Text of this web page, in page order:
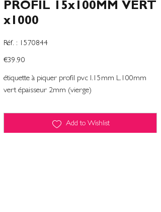
PROFIL 15x100MM VERT
x1000
Réf. :
SKU
1570844
1570844
Price
€39.90
étiquette à piquer profil pvc l.15mm L.100mm
vert épaisseur 2mm (vierge)
Add to Wishlist